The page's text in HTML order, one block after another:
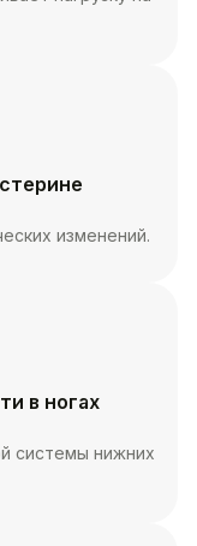
изменений.
в ногах
системы нижних